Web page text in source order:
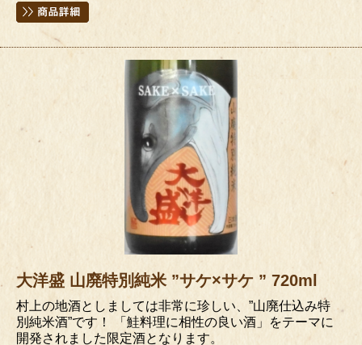
大洋盛 山廃特別純米 ”サケ×サケ ” 720ml
村上の地酒としましては非常に珍しい、”山廃仕込み特
別純米酒”です！ 「鮭料理に相性の良い酒」をテーマに
開発されました限定酒となります。